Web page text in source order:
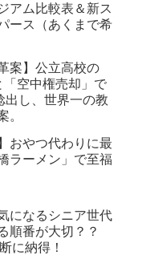
アム比較表＆新ス
ース（あくまで希
案】公立高校の
「空中権売却」で
出し、世界一の教
。
おやつ代わりに最
ラーメン」で至福
になるシニア世代
順番が大切？？
に納得！